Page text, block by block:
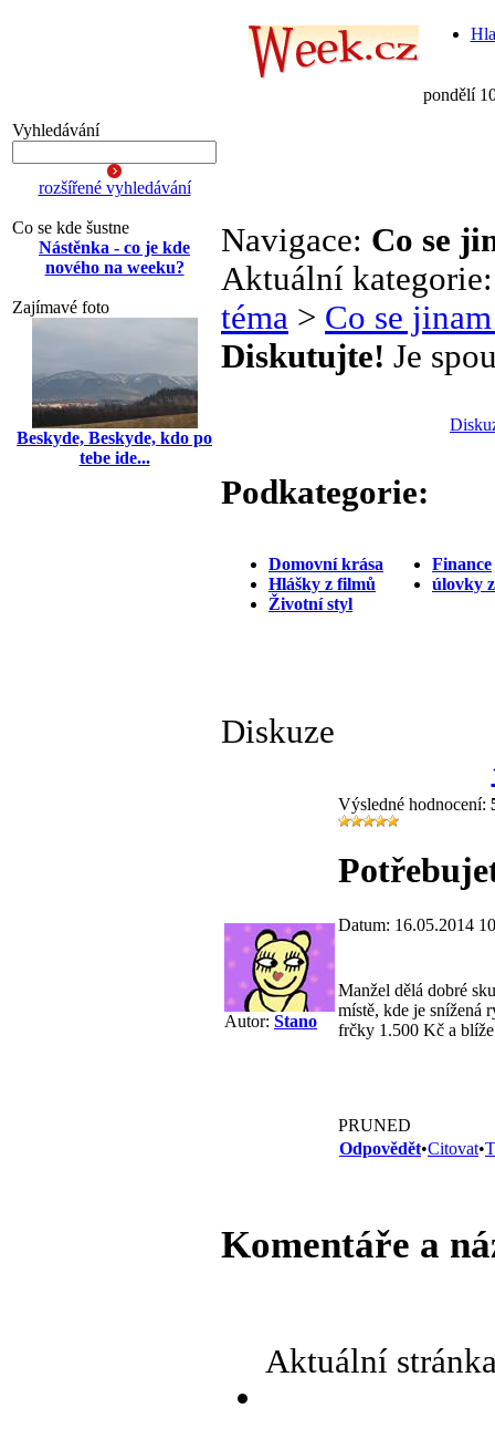
pondělí
Vyhledávání
rozšířené vyhledávání
Co se kde šustne
Nástěnka - co je kde
nového na weeku?
Zajímavé foto
Beskyde, Beskyde, kdo po
tebe ide...
Navigace: Co se
Aktuální
téma > Co se
Diskutujte! Je
Podkategorie:
Domovní krása
Hlášky z filmů
Životní styl
Finance
úlovky
Diskuze
Autor: Stano
Výsledné hodnocení:
Datum: 16.05.2014
Manžel dělá dobré
místě, kde je snížená
frčky 1.500 Kč a
PRUNED
Odpovědět•Citovat•
Komentáře a
Aktuální